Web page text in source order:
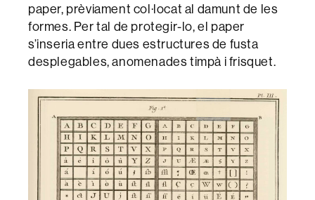
paper, prèviament col·locat al damunt de les
formes. Per tal de protegir-lo, el paper
s’inseria entre dues estructures de fusta
desplegables, anomenades timpà i frisquet.